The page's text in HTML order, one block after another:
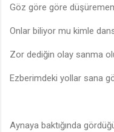
Göz göre göre
Onlar biliyor mu kimle
Zor dediğin olay sanma
Ezberimdeki yollar sana
Aynaya baktığında